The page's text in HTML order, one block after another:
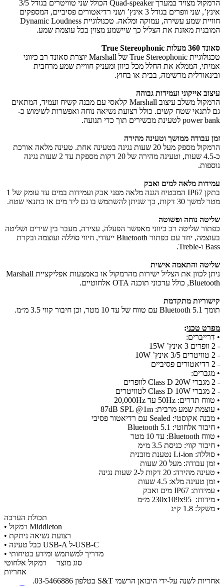
הרמקול מצויד במערך Quad-speaker הכולל שני טוויטרים בגודל 3/5
אינץ’, שני וופרים בגודל 3 אינץ’ ושני רדיאטורים פסיביים, המספקים
חוויית שמע עשירה, עמוקה ומלאה. טכנולוגיית Dynamic Loudness
המובנית מאזנת את הצליל כך שיישמע מצוין בכל עוצמת שמע.
סאונד 360 מעלות True Stereophonic
טכנולוגיית True Stereophonic של Marshall יוצרת סאונד רב כיווני
אמיתי, הממלא את החלל מכל כיוון ומעניק חוויית שמע מרחבית
ובינאורלית מרשימה, בבית או בחוץ.
עיצוב אייקוני ועמידות גבוהה
הרמקול משלב עיצוב Marshall קלאסי עם מבנה קשיח ועמיד, המתאים
גם לתנאי שטח קשים. כולל רצועת נשיאה נוחה ואפשרות לשימוש כ-
power bank לטעינת מכשירים תוך כדי תנועה.
זמן עבודה ממושך וטעינה מהירה
הרמקול מספק מעל 20 שעות נגינה בטעינה אחת. טעינה מלאה אורכת
כ-4.5 שעות, וטעינה מהירה של 20 דקות מספקת עד 2 שעות נגינה
נוספות.
עמידות מלאה למים ואבק
בתקן IP67 המבטיח הגנה מלאה מפני אבק ועמידות במים עד עומק של 1
מטר למשך 30 דקות, כך שניתן להשתמש בו גם ליד מים או בתנאי שטח.
שליטה נוחה ופשוטה
כפתור שליטה רב כיווני מאפשר הפעלה, עצירה, מעבר בין שירים ושליטה
בעוצמה, יחד עם כפתור Bluetooth ייעודי, חיווי סוללה ועוצמה ובקרת
Bass ו-Treble.
שליטה והתאמה אישית
ניתן לכוון את הצליל ישירות מהרמקול או באמצעות אפליקציית Marshall
Bluetooth, כולל עדכוני תוכנה OTA אלחוטיים.
קישוריות מתקדמת
תומך Bluetooth 5.1 עם טווח של עד 10 מטר, וכן חיבור קווי 3.5 מ״מ.
מפרט טכני:
• דרייברים:
- 2 וופרים 3 אינץ’ 15W
- 2 טוויטרים 3/5 אינץ’ 10W
- 2 רדיאטורים פסיביים
• מגברים:
- 2 מגברי Class D 20W לוופרים
- 2 מגברי Class D 10W לטוויטרים
• טווח תדרים: 50Hz עד 20,000Hz
• עוצמת שמע מרבית: 87dB SPL @1m
• מבנה אקוסטי: Sealed עם רדיאטור פסיבי
• חיבור אלחוטי: Bluetooth 5.1
• טווח Bluetooth: עד 10 מטר
• חיבור קווי: כניסת 3.5 מ״מ
• סוללה: Li-ion נטענת מובנית
• זמן עבודה: מעל 20 שעות
• טעינה מהירה: 20 דקות ל-2 שעות נגינה
• זמן טעינה מלא: 4.5 שעות
• עמידות: IP67 מים ואבק
• מידות: 230x109x95 מ״מ
• משקל: 1.8 ק״ג
תכולת הערכה
• רמקול Middleton
• רצועת נשיאה ניתקת
• כבל טעינה USB-A ל-USB-C
• מדריך למשתמש ומידע בטיחותי
סוג מוצר רמקול אלחוטי
אחריות
אחריות לשנה על-ידי היבואן הרשמי S&T בטלפון 03-5466886.